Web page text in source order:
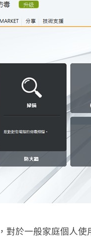
對於一般家庭個人使